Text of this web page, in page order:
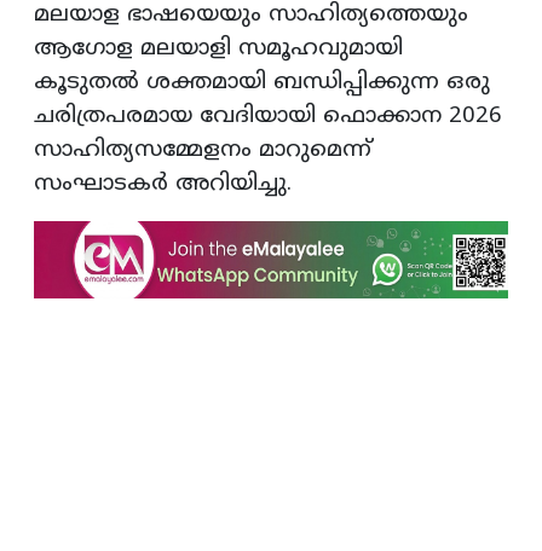
മലയാള ഭാഷയെയും സാഹിത്യത്തെയും
ആഗോള മലയാളി സമൂഹവുമായി
കൂടുതല്‍ ശക്തമായി ബന്ധിപ്പിക്കുന്ന ഒരു
ചരിത്രപരമായ വേദിയായി ഫൊക്കാന 2026
സാഹിത്യസമ്മേളനം മാറുമെന്ന്
സംഘാടകര്‍ അറിയിച്ചു.